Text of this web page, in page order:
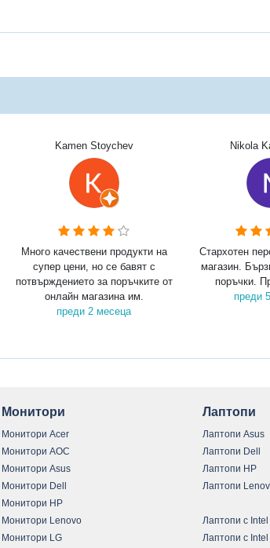
Kamen Stoychev
Много качествени продукти на
супер цени, но се бавят с
потвърждението за поръчките от
онлайн магазина им.
преди 2 месеца
Nikola
Стархотен
магазин.
поръчки.
преди
Монитори
Монитори Acer
Монитори AOC
Монитори Asus
Монитори Dell
Монитори HP
Монитори Lenovo
Монитори LG
Лаптопи
Лаптопи Asus
Лаптопи Dell
Лаптопи HP
Лаптопи
Лаптопи с
Лаптопи с